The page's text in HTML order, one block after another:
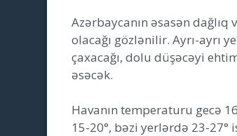
Azərbaycanın əsasən
olacağı gözlənilir. Ayrı-ayrı
çaxacağı, dolu düşəcəyi
əsəcək.
Havanın temperaturu gecə
15-20°, bəzi yerlərdə 23-27°